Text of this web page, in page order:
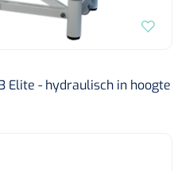
Elite - hydraulisch in hoogte